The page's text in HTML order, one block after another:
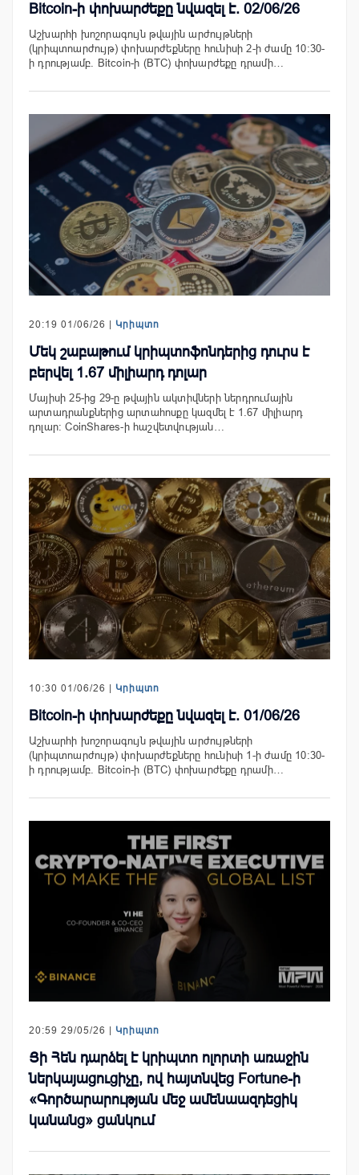
Bitcoin-ի փոխարժեքը նվազել է. 02/06/26
Աշխարհի խոշորագույն թվային արժույթների
(կրիպտոարժույթ) փոխարժեքները հունիսի 2-ի ժամը 10:30-
ի դրությամբ. Bitcoin-ի (BTC) փոխարժեքը դրամի…
20:19 01/06/26 | Կրիպտո
Մեկ շաբաթում կրիպտոֆոնդերից դուրս է
բերվել 1.67 միլիարդ դոլար
Մայիսի 25-ից 29-ը թվային ակտիվների ներդրումային
արտադրանքներից արտահոսքը կազմել է 1.67 միլիարդ
դոլար: CoinShares-ի հաշվետվության…
10:30 01/06/26 | Կրիպտո
Bitcoin-ի փոխարժեքը նվազել է. 01/06/26
Աշխարհի խոշորագույն թվային արժույթների
(կրիպտոարժույթ) փոխարժեքները հունիսի 1-ի ժամը 10:30-
ի դրությամբ. Bitcoin-ի (BTC) փոխարժեքը դրամի…
20:59 29/05/26 | Կրիպտո
Յի Հեն դարձել է կրիպտո ոլորտի առաջին
ներկայացուցիչը, ով հայտնվեց Fortune-ի
«Գործարարության մեջ ամենաազդեցիկ
կանանց» ցանկում